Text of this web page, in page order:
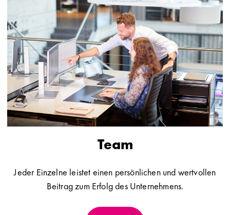
Team
Jeder Einzelne leistet einen persönlichen und wertvollen
Beitrag zum Erfolg des Unternehmens.